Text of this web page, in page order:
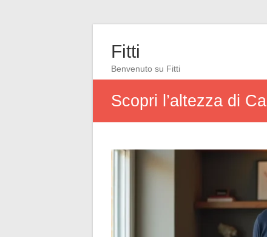
Fitti
Benvenuto su Fitti
Scopri l’altezza di